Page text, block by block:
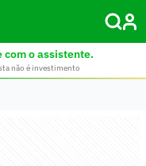
com o assistente.
não é investimento